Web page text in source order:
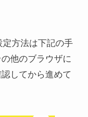
方法は下記の手
他のブラウザに
してから進めて